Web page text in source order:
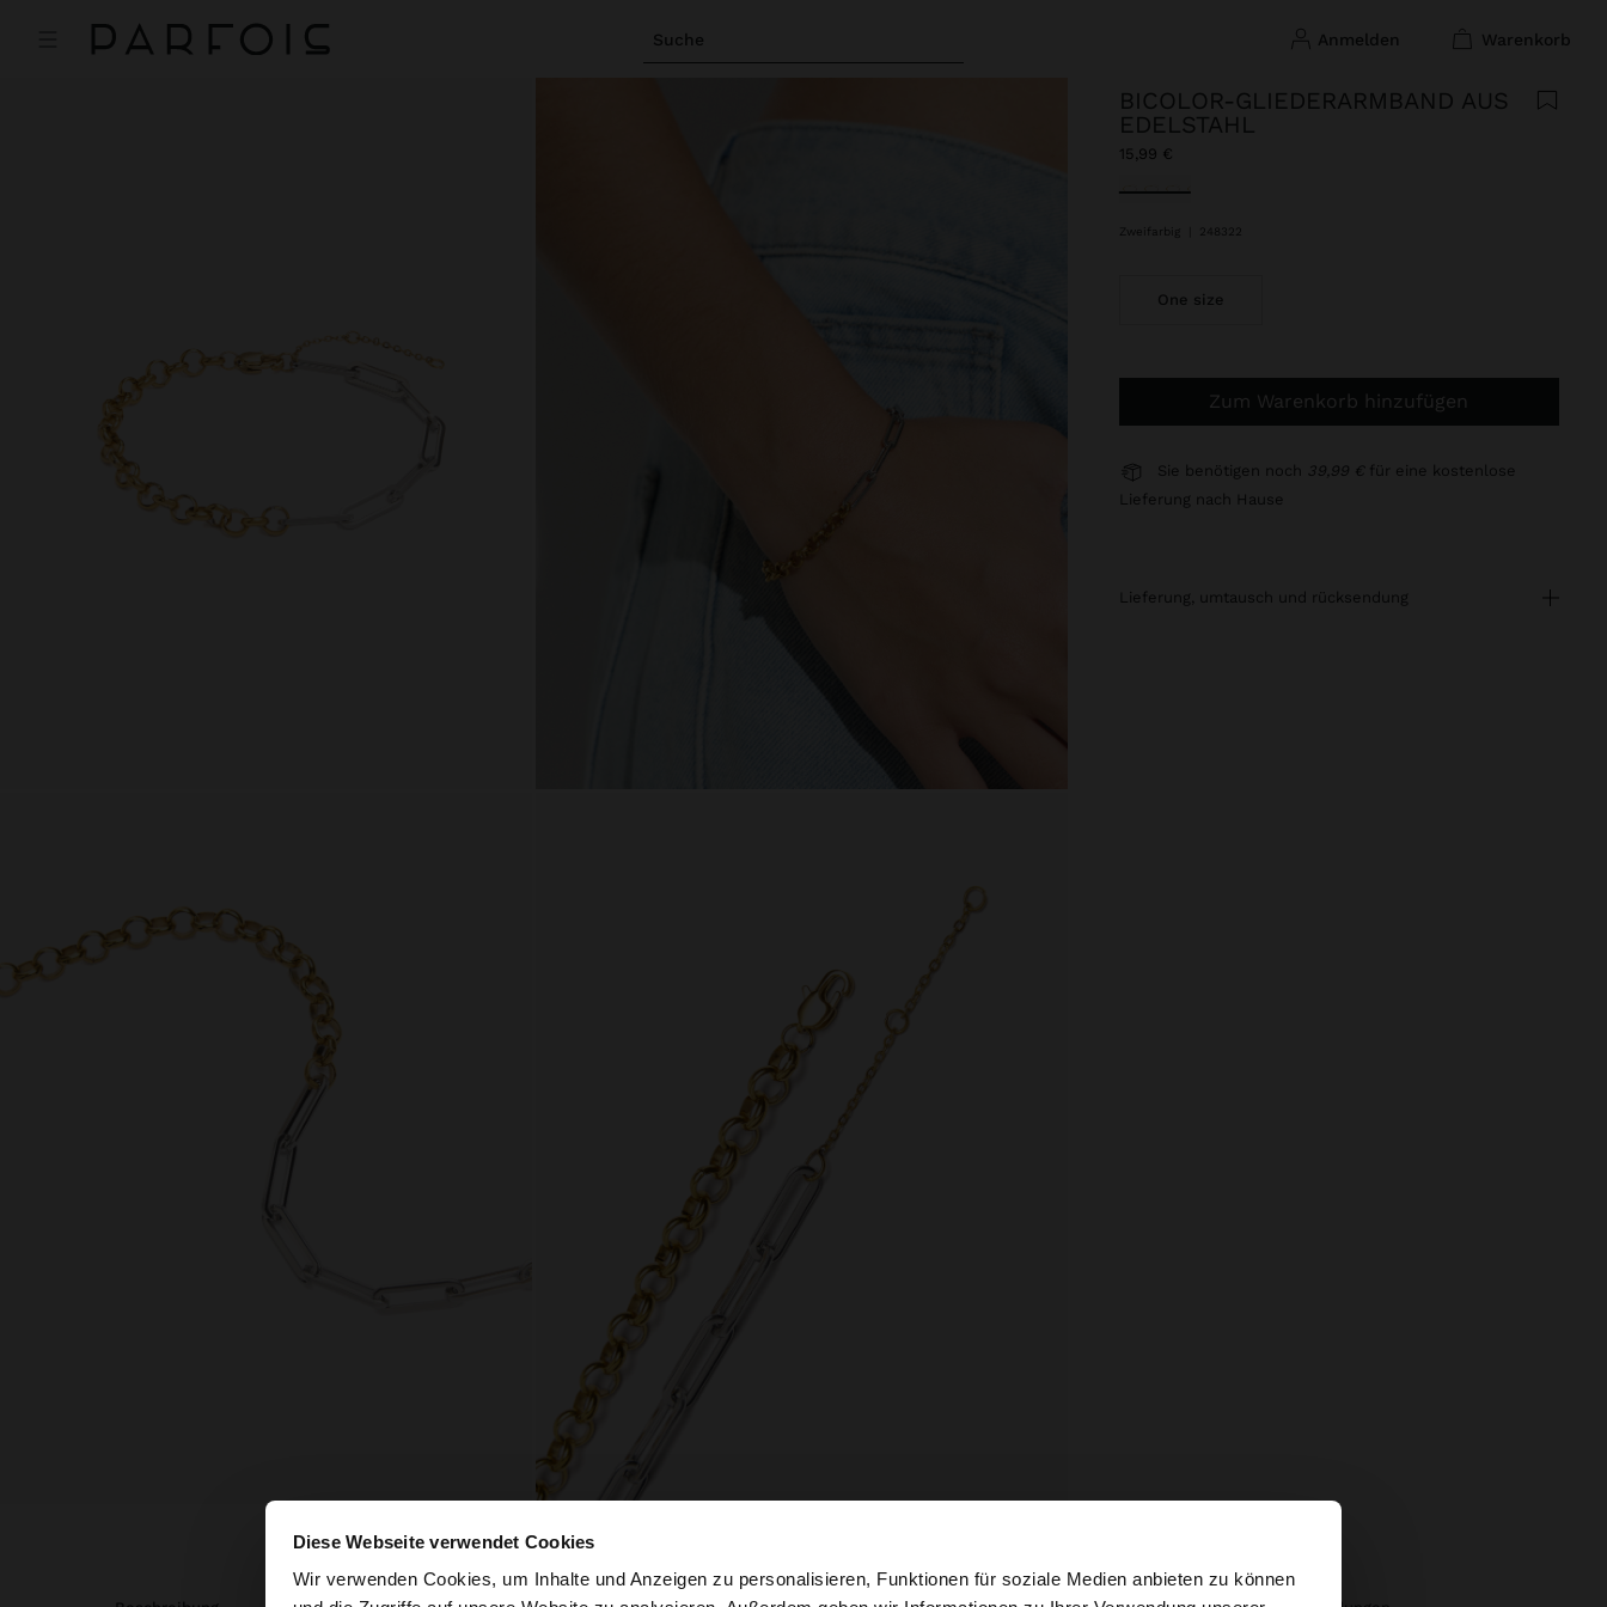
Diese Webseite verwendet Cookies
Wir verwenden Cookies, um Inhalte und Anzeigen zu personalisieren, Funktionen für soziale Medien anbieten zu können
Suche anmelden warenkorb
hallo ×
BICOLOR-GLIEDERARMBAND AUS
EDELSTAHL
15,99 €
ausgewählt
Zweifarbig 248322
One size
Zum Warenkorb hinzufügen
Sie benötigen noch 39,99 €
für eine kostenlose
Lieferung nach Hause
lieferung, umtausch und rücksendung